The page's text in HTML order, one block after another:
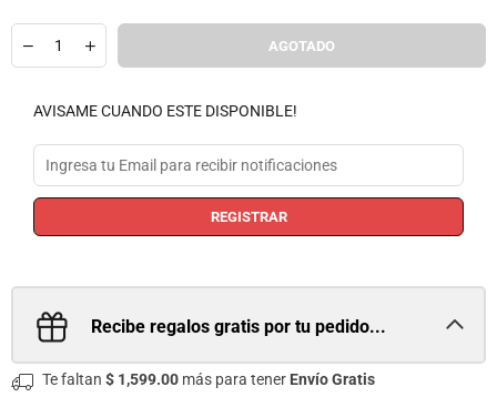
Cantidad
AGOTADO
AVISAME CUANDO ESTE DISPONIBLE!
REGISTRAR
Recibe regalos gratis por tu pedido...
Te faltan $ 1,599.00 más para tener Envío Gratis